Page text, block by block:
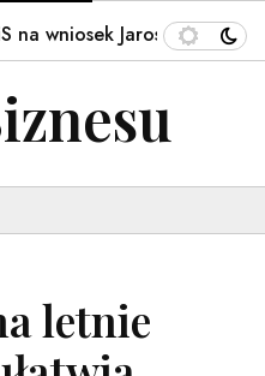
Jarosława… Wrócili
letnie